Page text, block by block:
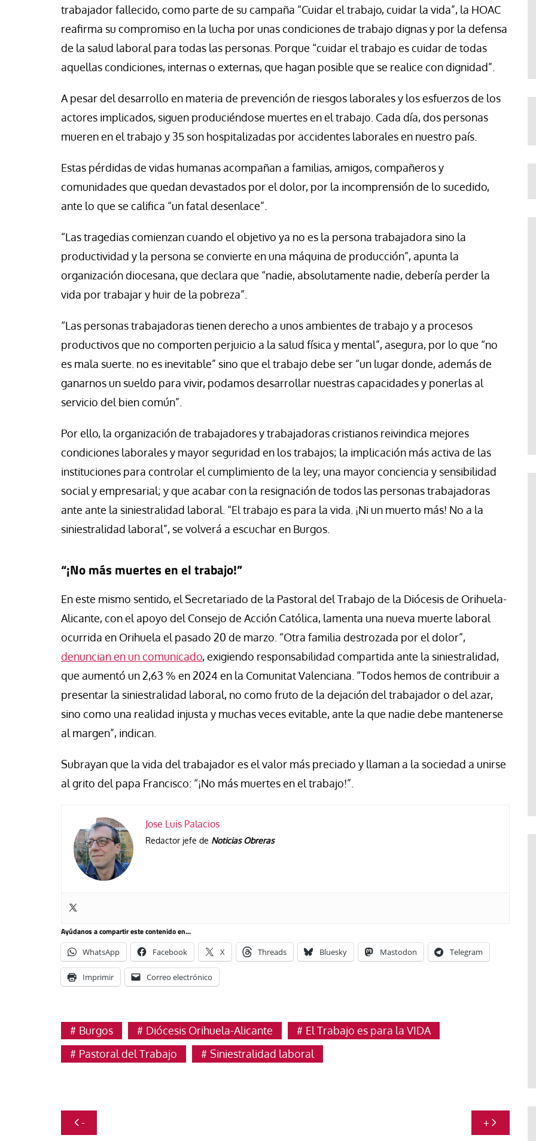
trabajador fallecido, como parte de su campaña “Cuidar el trabajo, cuidar la vida”, la HOAC
reafirma su compromiso en la lucha por unas condiciones de trabajo dignas y por la defensa
de la salud laboral para todas las personas. Porque “cuidar el trabajo es cuidar de todas
aquellas condiciones, internas o externas, que hagan posible que se realice con dignidad”.
A pesar del desarrollo en materia de prevención de riesgos laborales y los esfuerzos de los
actores implicados, siguen produciéndose muertes en el trabajo. Cada día, dos personas
mueren en el trabajo y 35 son hospitalizadas por accidentes laborales en nuestro país.
Estas pérdidas de vidas humanas acompañan a familias, amigos, compañeros y
comunidades que quedan devastados por el dolor, por la incomprensión de lo sucedido,
ante lo que se califica “un fatal desenlace”.
“Las tragedias comienzan cuando el objetivo ya no es la persona trabajadora sino la
productividad y la persona se convierte en una máquina de producción”, apunta la
organización diocesana, que declara que “nadie, absolutamente nadie, debería perder la
vida por trabajar y huir de la pobreza”.
“Las personas trabajadoras tienen derecho a unos ambientes de trabajo y a procesos
productivos que no comporten perjuicio a la salud física y mental”, asegura, por lo que “no
es mala suerte. no es inevitable” sino que el trabajo debe ser “un lugar donde, además de
ganarnos un sueldo para vivir, podamos desarrollar nuestras capacidades y ponerlas al
servicio del bien común”.
Por ello, la organización de trabajadores y trabajadoras cristianos reivindica mejores
condiciones laborales y mayor seguridad en los trabajos; la implicación más activa de las
instituciones para controlar el cumplimiento de la ley; una mayor conciencia y sensibilidad
social y empresarial; y que acabar con la resignación de todos las personas trabajadoras
ante ante la siniestralidad laboral. “El trabajo es para la vida. ¡Ni un muerto más! No a la
siniestralidad laboral”, se volverá a escuchar en Burgos.
“¡No más muertes en el trabajo!”
En este mismo sentido, el Secretariado de la Pastoral del Trabajo de la Diócesis de Orihuela-
Alicante, con el apoyo del Consejo de Acción Católica, lamenta una nueva muerte laboral
ocurrida en Orihuela el pasado 20 de marzo. “Otra familia destrozada por el dolor”,
denuncian en un comunicado, exigiendo responsabilidad compartida ante la siniestralidad,
que aumentó un 2,63 % en 2024 en la Comunitat Valenciana. “Todos hemos de contribuir a
presentar la siniestralidad laboral, no como fruto de la dejación del trabajador o del azar,
sino como una realidad injusta y muchas veces evitable, ante la que nadie debe mantenerse
al margen”, indican.
Subrayan que la vida del trabajador es el valor más preciado y llaman a la sociedad a unirse
al grito del papa Francisco: “¡No más muertes en el trabajo!”.
Jose Luis Palacios
Redactor jefe de Noticias Obreras
Ayúdanos a compartir este contenido en...
WhatsApp Facebook X Threads Bluesky Mastodon Telegram
Imprimir Correo electrónico
Burgos Diócesis Orihuela-Alicante
El Trabajo es para la VIDA
Pastoral del Trabajo
Siniestralidad laboral
Navegación
de - +